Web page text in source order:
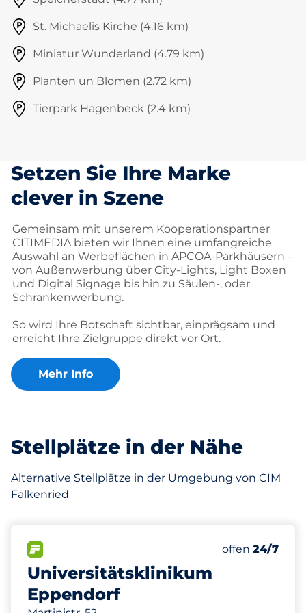
St. Michaelis Kirche (4.16 km)
Miniatur Wunderland (4.79 km)
Planten un Blomen (2.72 km)
Tierpark Hagenbeck (2.4 km)
Setzen Sie Ihre Marke
clever in Szene
Gemeinsam mit unserem Kooperationspartner
CITIMEDIA bieten wir Ihnen eine umfangreiche
Auswahl an Werbeflächen in APCOA-Parkhäusern –
von Außenwerbung über City-Lights, Light Boxen
und Digital Signage bis hin zu Säulen-, oder
Schrankenwerbung.
So wird Ihre Botschaft sichtbar, einprägsam und
erreicht Ihre Zielgruppe direkt vor Ort.
Mehr Info
Stellplätze in der Nähe
Alternative Stellplätze in der Umgebung von CIM
Falkenried
Universitätsklinikum
Eppendorf
Anzahl der
Gesamtplätze
Stellplätze
Samstag
offen 24/7
521 m